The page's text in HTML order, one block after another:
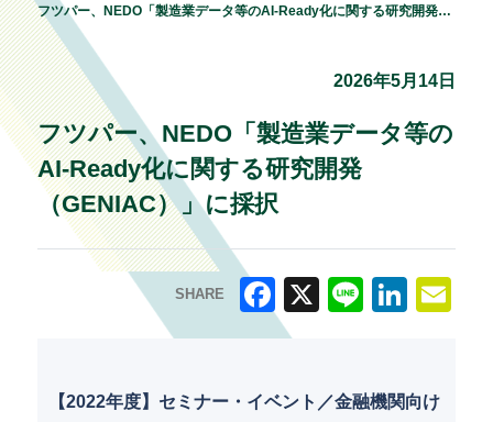
フツパー、NEDO「製造業データ等のAI-Ready化に関する研究開発（GENIAC）」に採択
2026年5月14日
フツパー、NEDO「製造業データ等の
AI-Ready化に関する研究開発
（GENIAC）」に採択
SHARE
F
c
e
k ai
【2022年度】セミナー・イベント／金融機関向け